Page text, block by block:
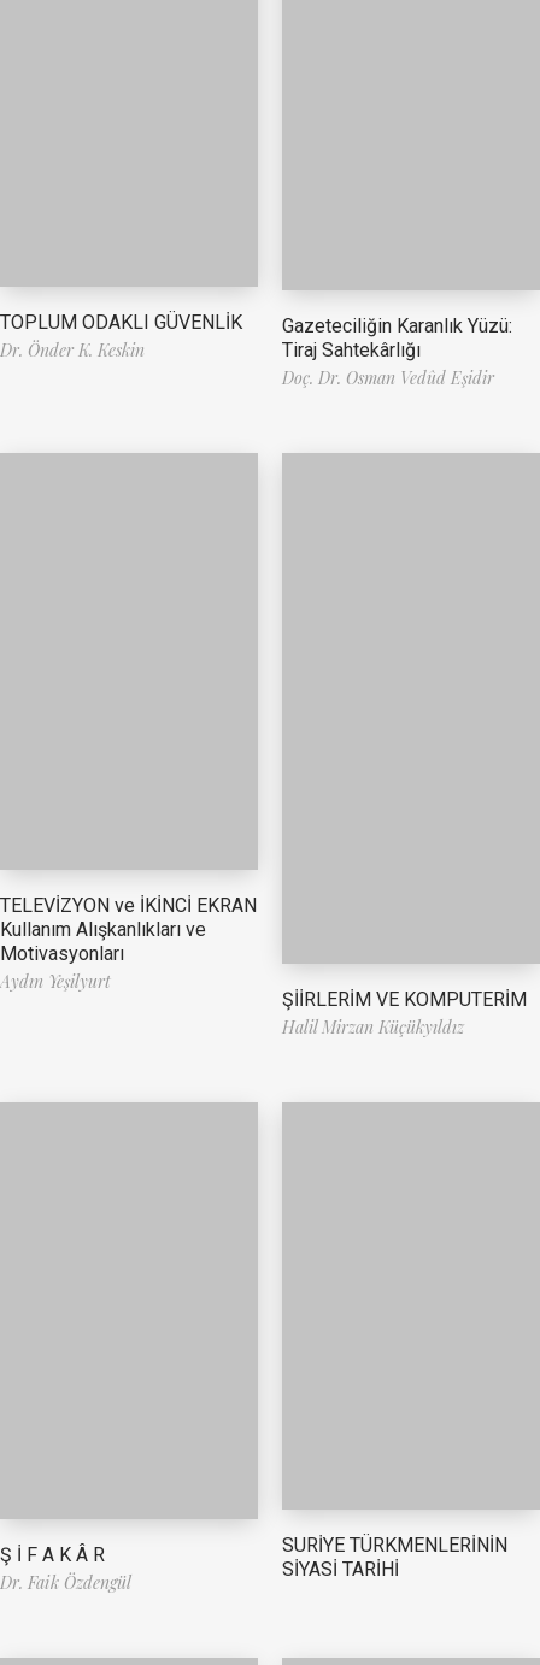
TOPLUM ODAKLI GÜVENLİK
Dr. Önder K. Keskin
Gazeteciliğin Karanlık Yüzü:
Tiraj Sahtekârlığı
Doç. Dr. Osman Vedûd Eşidir
TELEVİZYON ve İKİNCİ EKRAN
Kullanım Alışkanlıkları ve
Motivasyonları
Aydın Yeşilyurt
ŞİİRLERİM VE KOMPUTERİM
Halil Mirzan Küçükyıldız
Ş İ F A K Â R
Dr. Faik Özdengül
SURİYE TÜRKMENLERİNİN
SİYASİ TARİHİ